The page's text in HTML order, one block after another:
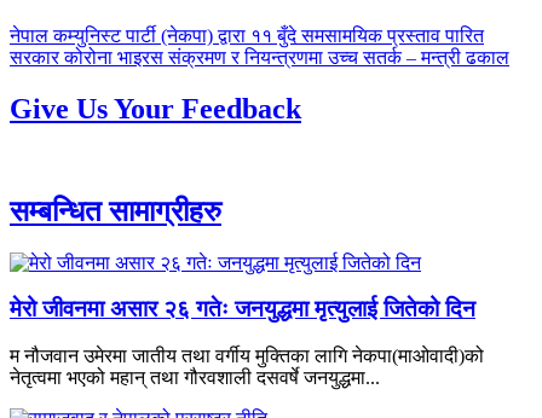
पछिल्लाे
-
नेपाल कम्युनिस्ट पार्टी (नेकपा) द्वारा ११ बुँदे समसामयिक प्रस्ताव पारित
अघिल्लाे
सरकार कोरोना भाइरस संक्रमण र नियन्त्रणमा उच्च सतर्क – मन्त्री ढकाल
Give Us Your Feedback
सम्बन्धित सामाग्रीहरु
मेरो जीवनमा असार २६ गतेः जनयुद्धमा मृत्युलाई जितेको दिन
म नौजवान उमेरमा जातीय तथा वर्गीय मुक्तिका लागि नेकपा(माओवादी)को
नेतृत्वमा भएको महान् तथा गौरवशाली दसवर्षे जनयुद्धमा...